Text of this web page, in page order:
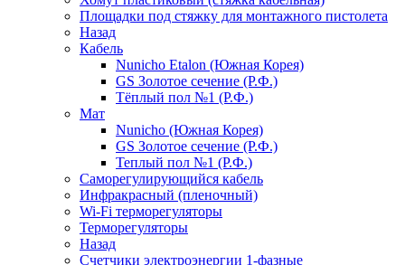
Площадки под стяжку для монтажного пистолета
Назад
Кабель
Nunicho Etalon (Южная Корея)
GS Золотое сечение (Р.Ф.)
Тёплый пол №1 (Р.Ф.)
Мат
Nunicho (Южная Корея)
GS Золотое сечение (Р.Ф.)
Теплый пол №1 (Р.Ф.)
Саморегулирующийся кабель
Инфракрасный (пленочный)
Wi-Fi терморегуляторы
Терморегуляторы
Назад
Счетчики электроэнергии 1-фазные